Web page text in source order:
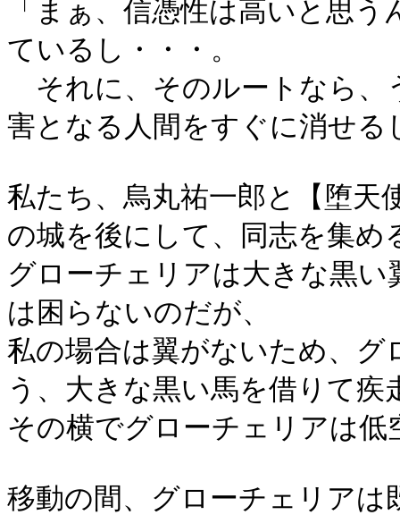
「まぁ、信憑性は高いと思
ているし・・・。
それに、そのルートなら、
害となる人間をすぐに消せる
私たち、烏丸祐一郎と【堕天
の城を後にして、同志を集
グローチェリアは大きな黒
は困らないのだが、
私の場合は翼がないため、
う、大きな黒い馬を借りて疾
その横でグローチェリアは
移動の間、グローチェリア